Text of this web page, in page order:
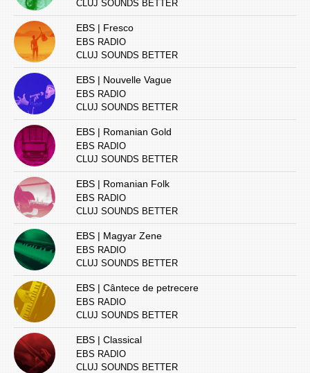
CLUJ SOUNDS BETTER
EBS | Fresco
EBS RADIO
CLUJ SOUNDS BETTER
EBS | Nouvelle Vague
EBS RADIO
CLUJ SOUNDS BETTER
EBS | Romanian Gold
EBS RADIO
CLUJ SOUNDS BETTER
EBS | Romanian Folk
EBS RADIO
CLUJ SOUNDS BETTER
EBS | Magyar Zene
EBS RADIO
CLUJ SOUNDS BETTER
EBS | Cântece de petrecere
EBS RADIO
CLUJ SOUNDS BETTER
EBS | Classical
EBS RADIO
CLUJ SOUNDS BETTER